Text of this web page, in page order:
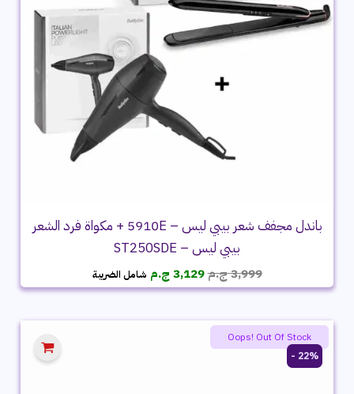
باندل مجفف شعر بيبي ليس – 5910E + مكواة فرد الشعر
بيبي ليس – ST250SDE
3,999ج.مالسعر
الأصلي
3,999 ج.م.
3,129 ج.م السعر
الحالي
3,129 ج.م.
شامل الضريبة
22% -
Oops! Out Of Stock